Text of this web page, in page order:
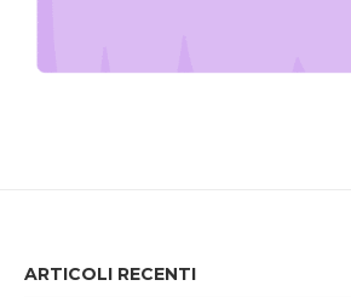
ARTICOLI RECENTI